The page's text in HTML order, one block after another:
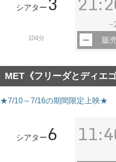
シアター
104分
~
販
MET《フリーダとディエ
★7/10～7/16の期間限定上映★
シアター 6